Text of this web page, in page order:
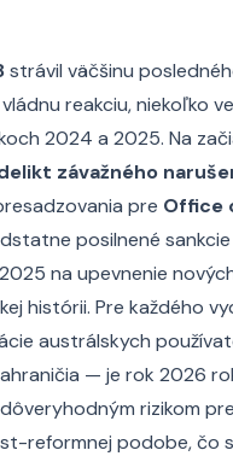
strávil väčšinu
reakciu, niekoľko
2024 a 2025. Na
závažného
pre Office
posilnené
na upevnenie
histórii. Pre každého
austrálskych
— je rok 2026
rizikom
reformnej podobe, čo